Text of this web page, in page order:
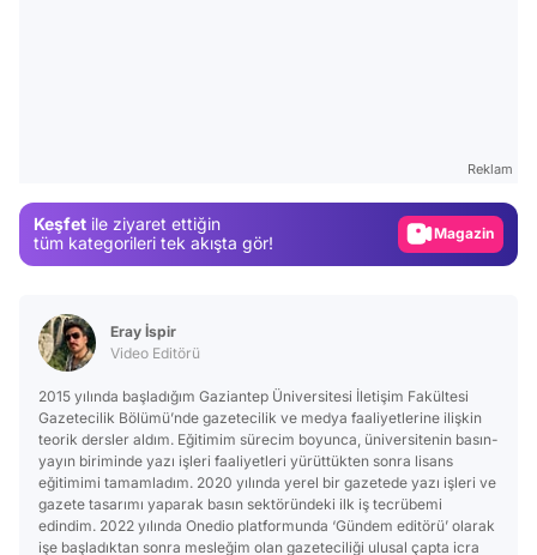
Reklam
Keşfet ile ziyaret ettiğin
tüm kategorileri tek akışta gör!
Magazin
Eray İspir
Video Editörü
2015 yılında başladığım Gaziantep Üniversitesi İletişim Fakültesi
Gazetecilik Bölümü’nde gazetecilik ve medya faaliyetlerine ilişkin
teorik dersler aldım. Eğitimim sürecim boyunca, üniversitenin basın-
yayın biriminde yazı işleri faaliyetleri yürüttükten sonra lisans
eğitimimi tamamladım. 2020 yılında yerel bir gazetede yazı işleri ve
gazete tasarımı yaparak basın sektöründeki ilk iş tecrübemi
edindim. 2022 yılında Onedio platformunda ‘Gündem editörü’ olarak
işe başladıktan sonra mesleğim olan gazeteciliği ulusal çapta icra